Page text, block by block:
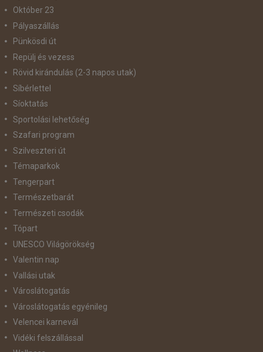
Október 23
Pályaszállás
Pünkösdi út
Repülj és vezess
Rövid kirándulás (2-3 napos utak)
Síbérlettel
Síoktatás
Sportolási lehetőség
Szafari program
Szilveszteri út
Témaparkok
Tengerpart
Természetbarát
Természeti csodák
Tópart
UNESCO Világörökség
Valentin nap
Vallási utak
Városlátogatás
Városlátogatás egyénileg
Velencei karnevál
Vidéki felszállással